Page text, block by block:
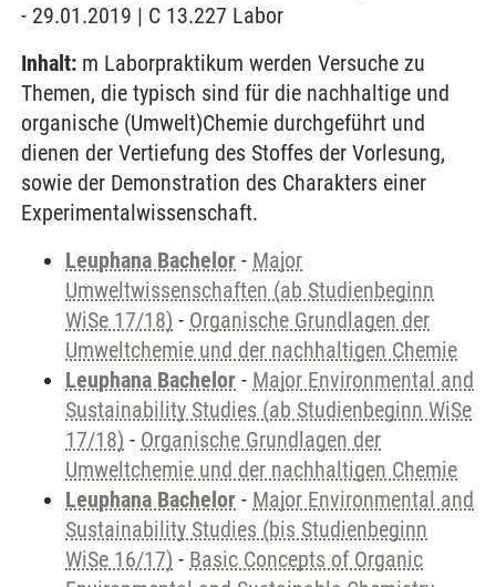
- 29.01.2019 | C 13.227 Labor
Inhalt: m Laborpraktikum werden Versuche zu
Themen, die typisch sind für die nachhaltige und
organische (Umwelt)Chemie durchgeführt und
dienen der Vertiefung des Stoffes der Vorlesung,
sowie der Demonstration des Charakters einer
Experimentalwissenschaft.
Leuphana Bachelor - Major
Umweltwissenschaften (ab Studienbeginn
WiSe 17/18) - Organische Grundlagen der
Umweltchemie und der nachhaltigen Chemie
Leuphana Bachelor - Major Environmental and
Sustainability Studies (ab Studienbeginn WiSe
17/18) - Organische Grundlagen der
Umweltchemie und der nachhaltigen Chemie
Leuphana Bachelor - Major Environmental and
Sustainability Studies (bis Studienbeginn
WiSe 16/17) - Basic Concepts of Organic